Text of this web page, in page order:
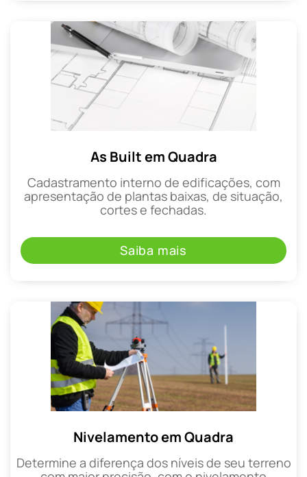
As Built em Quadra
Cadastramento interno de edificações, com
apresentação de plantas baixas, de situação,
cortes e fechadas.
Saiba mais
Nivelamento em Quadra
Determine a diferença dos níveis de seu terreno